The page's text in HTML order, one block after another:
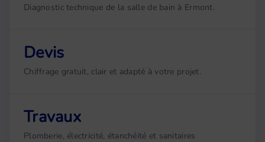
Diagnostic technique de la salle de bain à Ermont.
Devis
Chiffrage gratuit, clair et adapté à votre projet.
Travaux
Plomberie, électricité, étanchéité et sanitaires